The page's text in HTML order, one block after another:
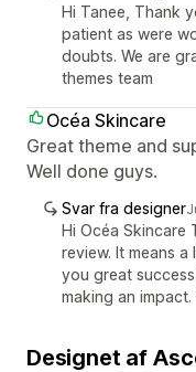
Hi Tanee, Thank
patient as were
doubts. We are
themes team
Océa Skincare
Great theme and
Well done guys.
Svar fra designer
Hi Océa Skincare
review. It means
you great
making an impact.
Designet af